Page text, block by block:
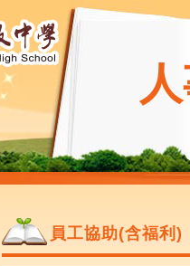
員工協助(含福利)